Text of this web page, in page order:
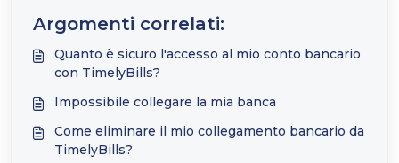
Argomenti correlati:
Quanto è sicuro l'accesso al mio conto bancario
con TimelyBills?
Impossibile collegare la mia banca
Come eliminare il mio collegamento bancario da
TimelyBills?